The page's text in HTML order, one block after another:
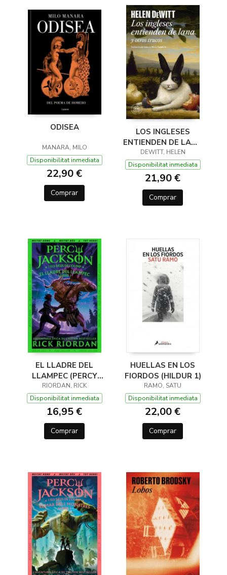
ODISEA
MANARA, MILO
Disponibilitat inmediata
22,90 €
Comprar
LOS INGLESES
ENTIENDEN DE LANA
(Y OTROS TRUCOS)
DEWITT, HELEN
Disponibilitat inmediata
21,90 €
Comprar
EL LLADRE DEL
LLAMPEC (PERCY
JACKSON I ELS DÉUS
DE L'OLIMP 1)
RIORDAN, RICK
Disponibilitat inmediata
16,95 €
Comprar
HUELLAS EN LOS
FIORDOS (HILDUR 1)
RAMO, SATU
Disponibilitat inmediata
22,00 €
Comprar